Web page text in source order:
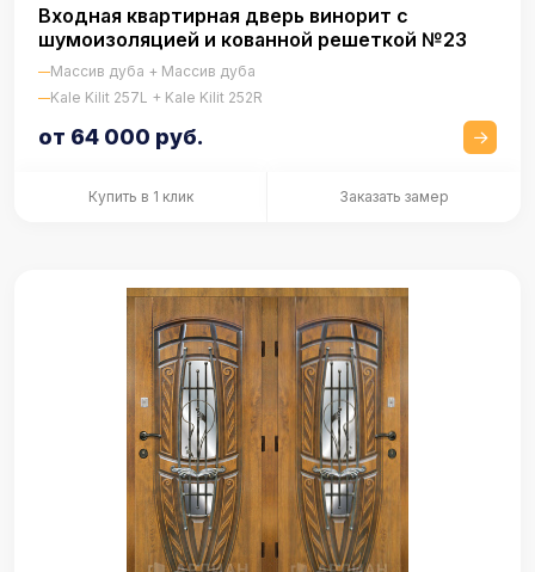
Входная квартирная дверь винорит с
шумоизоляцией и кованной решеткой №23
Массив дуба + Массив дуба
Kale Kilit 257L + Kale Kilit 252R
от 64 000 руб.
Купить в 1 клик Заказать замер